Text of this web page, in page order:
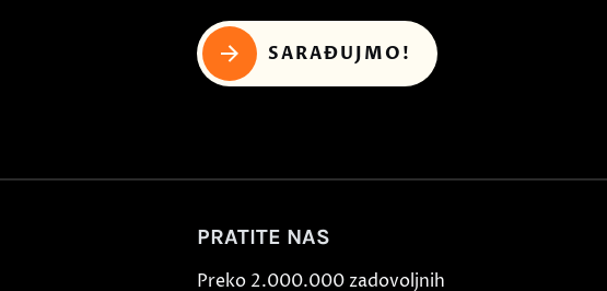
SARAĐUJMO!
PRATITE NAS
Preko 2.000.000 zadovoljnih